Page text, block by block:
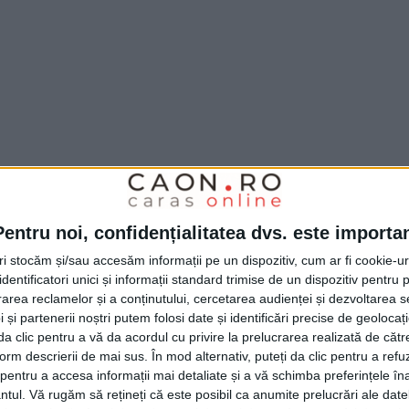
noi, confidențialitatea dvs. este
stocăm și/sau accesăm informații pe un dispozitiv, cum ar fi cookie-
unici și informații standard trimise de un dispozitiv pentru
reclamelor și a conținutului, cercetarea audienței și dezvoltarea
și partenerii noștri putem folosi date și identificări precise de
clic pentru a vă da acordul cu privire la prelucrarea realizată de
descrierii de mai sus. În mod alternativ, puteți da clic pentru a
a accesa informații mai detaliate și a vă schimba preferințele
Vă rugăm să rețineți că este posibil ca anumite prelucrări ale
Inspectoratului pentru Situații de Urgență
a intervenit, miercuri după-amiază, la
de mână. Aceasta fusese găsită de către
amenajare în curtea casei.
a mai avut o misiune vizavi de
data aceasta, a fost vorba despre obombă